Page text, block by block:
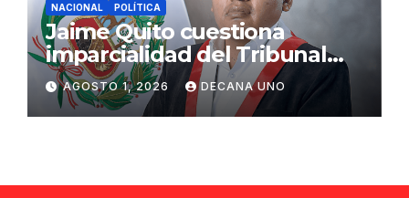
NACIONAL POLÍTICA
Jaime Quito cuestiona
imparcialidad del Tribunal
Constitucional tras liberación
de Ollanta Humala
AGOSTO 1, 2026 DECANA UNO